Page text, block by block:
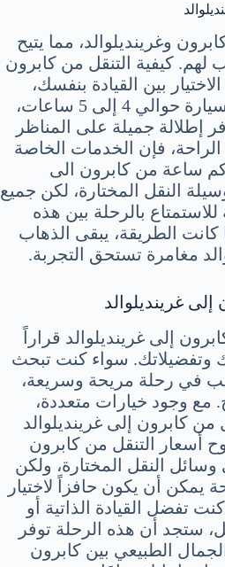
وغرينديلوالد، مما يتيح
لهم. كيفية التنقل من كابرون
بين القيادة بنفسك،
حيث يستغرق السفر بالسيارة حوالي 4 إلى 5 ساعات،
إطلالة جميلة على المناظر
فإن الخدمات الخاصة
ساعة من كابرون الى
النقل المختارة، لكن جميع
بالرحلة بين هذه
كانت الطريقة، يبقى الذهاب
مغامرة تستحق التجربة.
غرينديلوالد
إلى غرينديلوالد قراراً
وتفضيلاتك. سواء كنت تبحث
في رحلة مريحة وسريعة،
مع وجود خيارات متعددة،
كابرون إلى غرينديلوالد
أسعار التنقل من كابرون
وسائل النقل المختارة، ولكن
يمكن أن يكون حافزاً لاختيار
تفضل القيادة الذاتية أو
ستجد أن هذه الرحلة توفر
الطبيعي بين كابرون